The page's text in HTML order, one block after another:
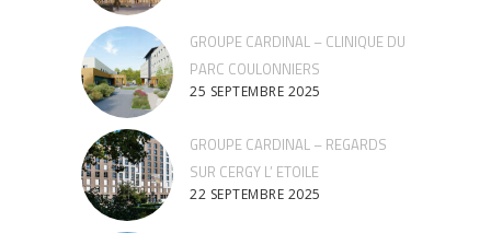
GROUPE CARDINAL – CLINIQUE DU
PARC COULONNIERS
25 SEPTEMBRE 2025
GROUPE CARDINAL – REGARDS
SUR CERGY L’ ETOILE
22 SEPTEMBRE 2025